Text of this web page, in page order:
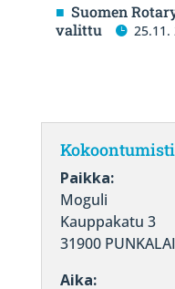
Suomen
valittu
25.11.
Paikka:
Moguli
Kauppakatu 3
31900
Aika: